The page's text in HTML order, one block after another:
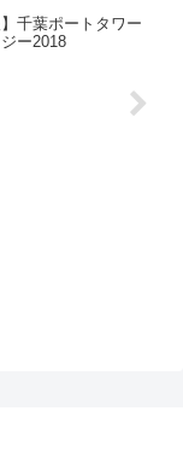
千葉ポートタワー
ー2018